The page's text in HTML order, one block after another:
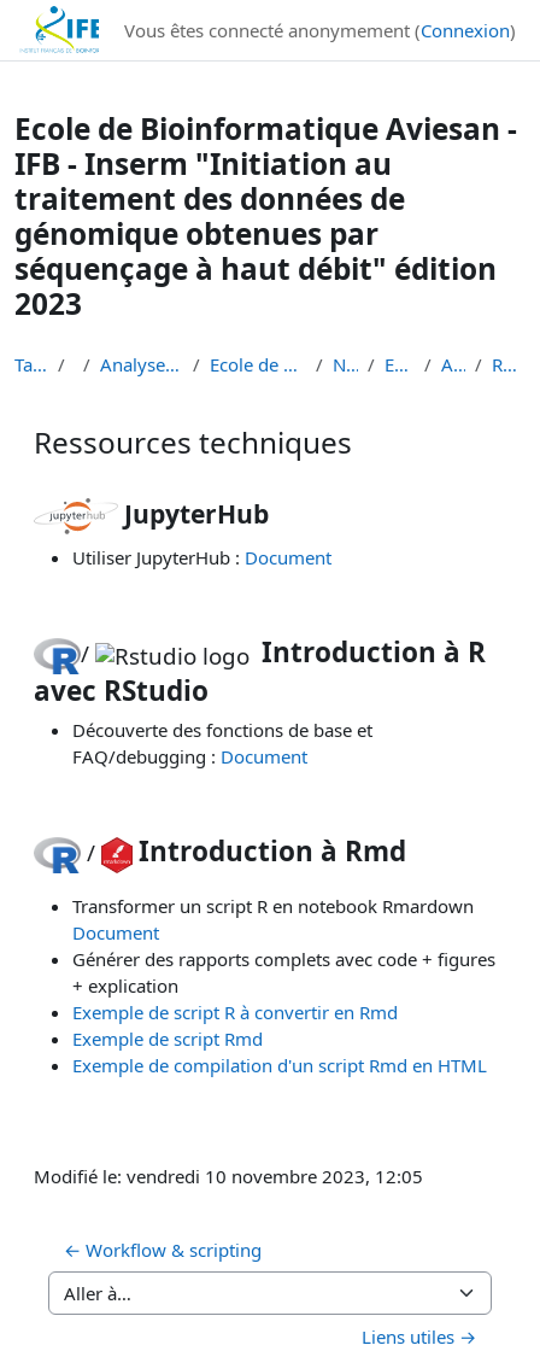
Institut Français de Bioinformatique - Les formations
Passer au contenu principalVous êtes connecté anonymement (Connexion)
Ecole de Bioinformatique Aviesan -
IFB - Inserm "Initiation au
traitement des données de
génomique obtenues par
séquençage à haut débit" édition
2023
Tableau de bord Cours Analyse de données de séquençage haut débit Ecole de Bioinformatique - IFB - Inserm - INRAe EB... Niveau 1 débutant EBAII Niveau 1 2023 Atelier scRNA-seq Ressources techniques
Ressources techniques
JupyterHub
Utiliser JupyterHub : Document
/
Introduction à R
avec RStudio
Découverte des fonctions de base et
FAQ/debugging : Document
/ Introduction à Rmd
Transformer un script R en notebook Rmardown
Document
Générer des rapports complets avec code + figures
+ explication
Exemple de script R à convertir en Rmd
Exemple de script Rmd
Exemple de compilation d'un script Rmd en HTML
Modifié le: vendredi 10 novembre 2023, 12:05
← Workflow & scripting
Aller à…
Liens utiles →